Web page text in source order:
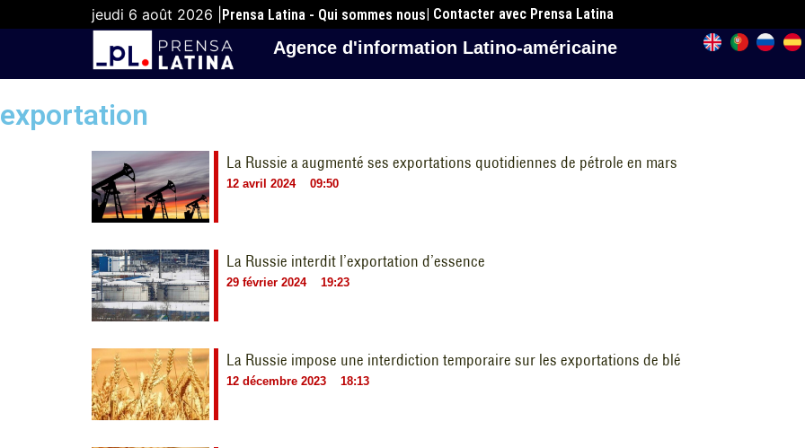
jeudi 6 août 2026 | Prensa Latina - Qui sommes nous| Contacter avec Prensa Latina
Agence d'information Latino-américaine
exportation
La Russie a augmenté ses exportations quotidiennes de pétrole en mars
12 avril 2024 09:50
La Russie interdit l’exportation d’essence
29 février 2024 19:23
La Russie impose une interdiction temporaire sur les exportations de blé
12 décembre 2023 18:13